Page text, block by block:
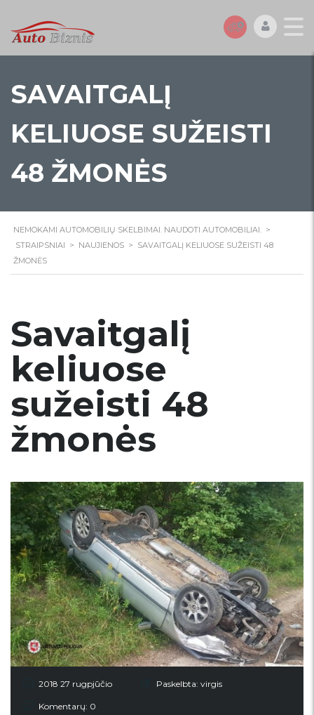
SAVAITGALĮ
KELIUOSE SUŽEISTI
48 ŽMONĖS
NEMOKAMI AUTOMOBILIŲ SKELBIMAI. NAUDOTI AUTOMOBILIAI. >
STRAIPSNIAI > NAUJIENOS > SAVAITGALĮ KELIUOSE SUŽEISTI 48
ŽMONĖS
Savaitgalį
keliuose
sužeisti 48
žmonės
2018 27 rugpjūčio Paskelbta: virgis
Komentarų: 0